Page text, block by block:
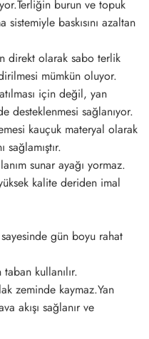
burun ve topuk
baskısını azaltan
direkt olarak sabo terlik
mümkün oluyor.
için değil, yan
desteklenmesi sağlanıyor.
kauçuk materyal olarak
sağlamıştır.
sunar ayağı yormaz.
kalite deriden imal
gün boyu rahat
kullanılır.
zeminde kaymaz.Yan
akışı sağlanır ve